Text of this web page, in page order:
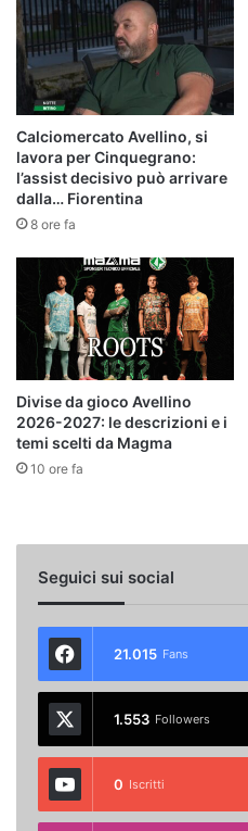
Calciomercato Avellino, si
lavora per Cinquegrano:
l’assist decisivo può arrivare
dalla… Fiorentina
8 ore fa
Divise da gioco Avellino
2026-2027: le descrizioni e i
temi scelti da Magma
10 ore fa
Seguici sui social
21.015 Fans
1.553 Followers
0 Iscritti